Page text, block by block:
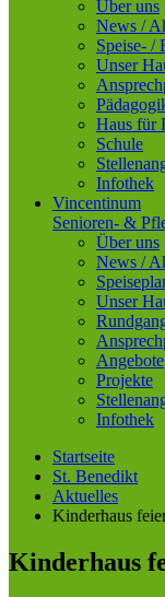
Über uns
News /
Speise- /
Unser
Haus für
Schule
Infothek
Vincentinum
Senioren- &
Über uns
News /
Unser
Angebote
Projekte
Infothek
Startseite
St. Benedikt
Aktuelles
Kinderhaus
Kinderhaus